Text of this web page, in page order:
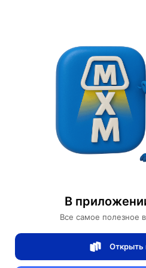
В
Все самое полезное
Открыть